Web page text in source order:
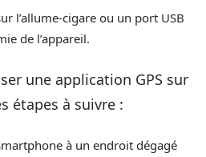
l’allume-cigare ou un port USB
de l’appareil.
une application GPS sur
étapes à suivre :
à un endroit dégagé